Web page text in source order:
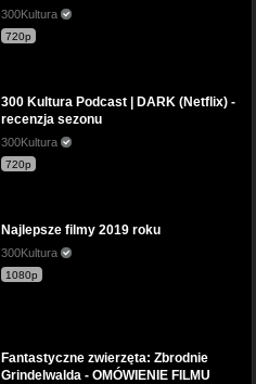
300Kultura
720p
300 Kultura Podcast | DARK (Netflix) -
recenzja sezonu
300Kultura
720p
Najlepsze filmy 2019 roku
300Kultura
1080p
Fantastyczne zwierzęta: Zbrodnie
Grindelwalda - OMÓWIENIE FILMU